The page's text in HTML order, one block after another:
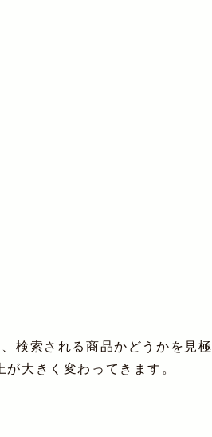
検索される商品かどうかを見極
大きく変わってきます。